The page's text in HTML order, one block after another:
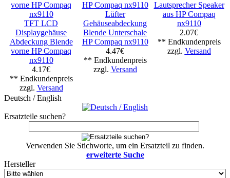
TFT LCD
Displaygehäuse
Abdeckung Blende
vorne HP Compaq
nx9110
4.17€
** Endkundenpreis
zzgl. Versand
Lüfter
Gehäuseabdeckung
Blende Unterschale
HP Compaq nx9110
4.47€
** Endkundenpreis
zzgl. Versand
Lautsprecher Speaker
aus HP Compaq
nx9110
2.07€
** Endkundenpreis
zzgl. Versand
Deutsch / English
Ersatzteile suchen?
Verwenden Sie Stichworte, um ein Ersatzteil zu finden.
erweiterte Suche
Hersteller